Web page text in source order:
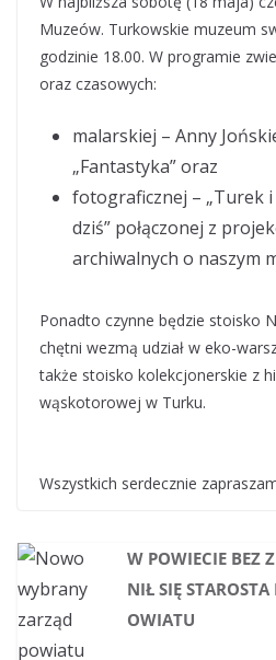
Muzeów. Turkowskie muzeum
godzinie 18.00. W programie
oraz czasowych:
malarskiej – Anny
„Fantastyka” oraz
fotograficznej – „Turek
dziś” połączonej z
archiwalnych o naszym
Ponadto czynne będzie stoisko
chętni wezmą udział w eko-
także stoisko kolekcjonerskie z
wąskotorowej w Turku.
Wszystkich serdecznie
W POWIECIE BEZ
NIŁ SIĘ
OWIATU